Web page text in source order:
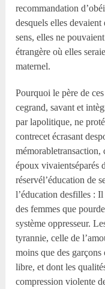
recommandation
desquels elles
sens, elles ne
étrangère où elles
maternel.
Pourquoi le père de
cegrand, savant et
par lapolitique, ne
contrecet écrasant
mémorabletransaction,
époux vivaientséparés
réservél’éducation de
l’éducation desfilles :
des femmes que
système oppresseur.
tyrannie, celle de
moins que des
libre, et dont les
compression violente